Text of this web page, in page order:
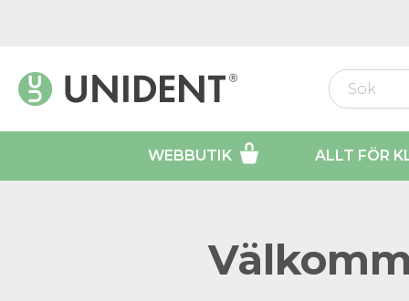
WEBBUTIK ALLT FÖR